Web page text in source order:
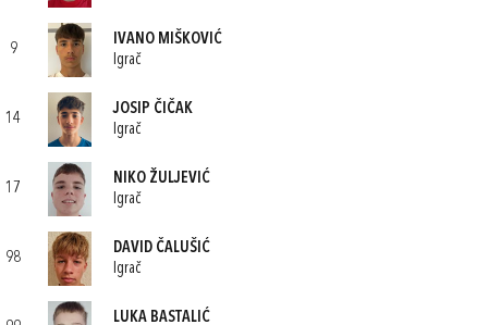
9
IVANO MIŠKOVIĆ
Igrač
14
JOSIP ČIČAK
Igrač
17
NIKO ŽULJEVIĆ
Igrač
98
DAVID ČALUŠIĆ
Igrač
LUKA BASTALIĆ